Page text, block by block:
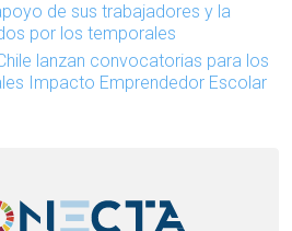
de sus trabajadores y la
por los temporales
lanzan convocatorias para los
Impacto Emprendedor Escolar